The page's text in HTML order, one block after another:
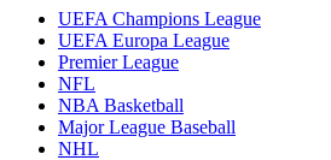
UEFA Champions League
UEFA Europa League
Premier League
NFL
NBA Basketball
Major League Baseball
NHL